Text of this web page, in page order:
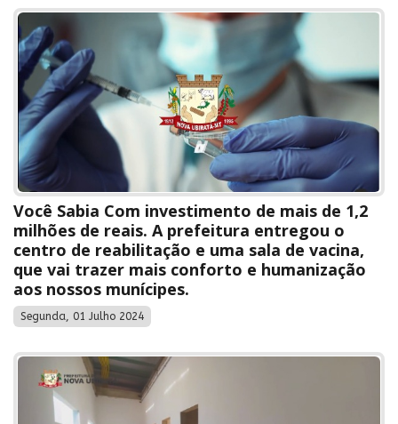
Você Sabia Com investimento de mais de 1,2
milhões de reais. A prefeitura entregou o
centro de reabilitação e uma sala de vacina,
que vai trazer mais conforto e humanização
aos nossos munícipes.
Segunda, 01 Julho 2024